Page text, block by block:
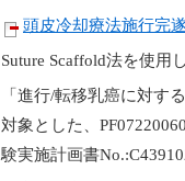
頭皮冷却療法施行完
Suture Scaffold法を使
「進行/転移乳癌に対す
対象とした、
験実施計画書